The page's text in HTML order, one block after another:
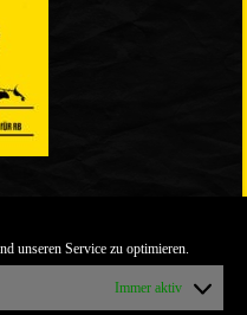
unseren Service zu optimieren.
Immer aktiv